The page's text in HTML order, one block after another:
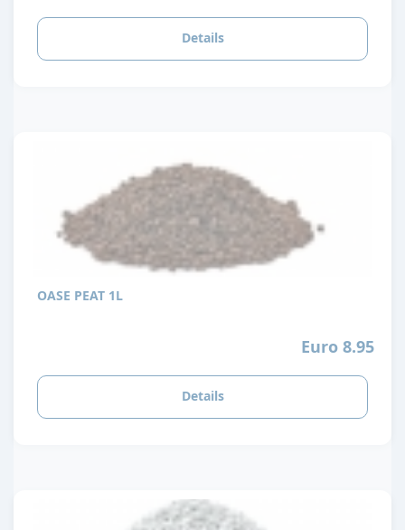
Details
OASE PEAT 1L
Euro 8.95
Details